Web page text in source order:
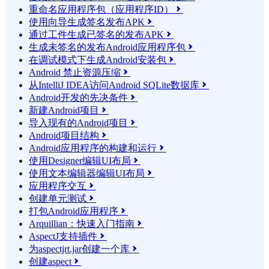
重命名应用程序包（应用程序ID） 
使用向导生成签名发布APK 
通过工件生成已签名的发布APK 
生成未签名的发布Android应用程序包 
在调试模式下生成Android安装包 
Android 禁止资源压缩 
从IntelliJ IDEA访问Android SQLite数据库 
Android开发的先决条件 
新建Android项目 
导入现有的Android项目 
Android项目结构 
Android应用程序的构建和运行 
使用Designer编辑UI布局 
使用文本编辑器编辑UI布局 
应用程序交互 
创建单元测试 
打包Android应用程序 
Arquillian：快速入门指南 
AspectJ支持插件 
为aspectjrt.jar创建一个库 
创建aspect 